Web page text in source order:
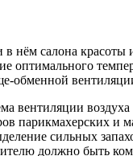
нём салона
оптимального
обменной
вентиляции
парикмахерских
сильных
должно быть